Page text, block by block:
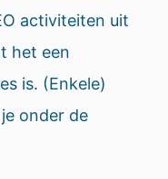
activiteiten uit
het een
is. (Enkele)
onder de